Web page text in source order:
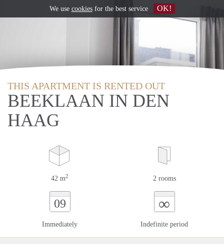
THIS APARTMENT IS RENTED OUT
BEEKLAAN IN DEN
HAAG
42 m2 2 rooms
09
Immediately
∞
Indefinite period
We use cookiesfor the best service OK!